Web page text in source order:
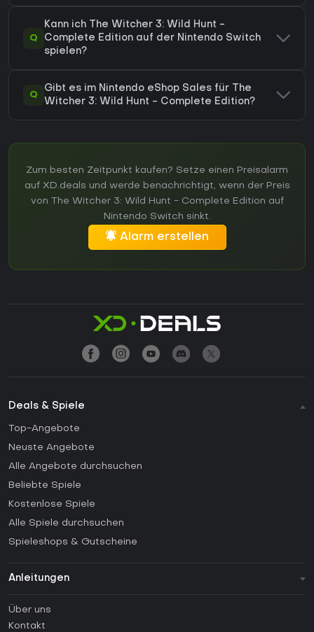
Q
Kann ich The Witcher 3: Wild Hunt -
Complete Edition auf der Nintendo Switch
spielen?
Q
Gibt es im Nintendo eShop Sales für The
Witcher 3: Wild Hunt - Complete Edition?
Zum besten Zeitpunkt kaufen? Setze einen Preisalarm
auf XD.deals und werde benachrichtigt, wenn der Preis
von The Witcher 3: Wild Hunt - Complete Edition auf
Nintendo Switch sinkt.
Alarm erstellen
Deals & Spiele
Top-Angebote
Neuste Angebote
Alle Angebote durchsuchen
Beliebte Spiele
Kostenlose Spiele
Alle Spiele durchsuchen
Spieleshops & Gutscheine
Anleitungen
Anleitungen
Über uns
Kontakt